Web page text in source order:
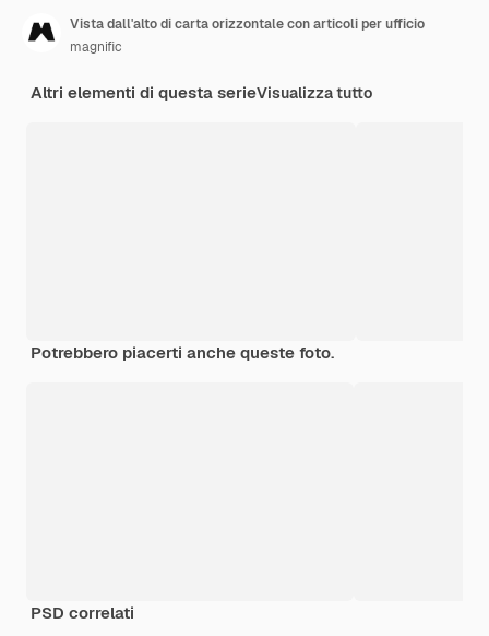
Vista dall'alto di carta orizzontale con articoli per ufficio
magnific
Altri elementi di questa serieVisualizza tutto
Potrebbero piacerti anche queste foto.
PSD correlati